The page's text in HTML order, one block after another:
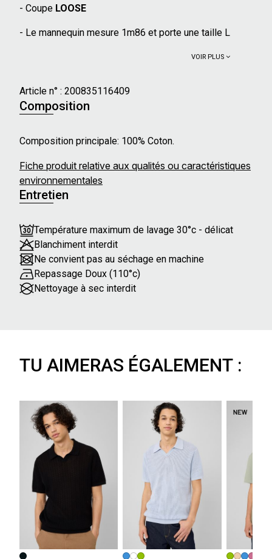
- Coupe LOOSE
- Le mannequin mesure 1m86 et porte une taille L
VOIR PLUS
Article n° : 200835116409
Composition
Composition principale: 100% Coton.
Fiche produit relative aux qualités ou caractéristiques
environnementales
Entretien
Température maximum de lavage 30°c - délicat
Blanchiment interdit
Ne convient pas au séchage en machine
Repassage Doux (110°c)
Nettoyage à sec interdit
TU AIMERAS ÉGALEMENT :